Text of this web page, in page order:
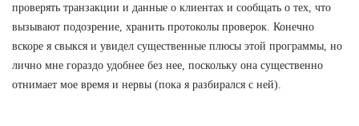
проверять транзакции и данные о клиентах и сообщать о тех, что
вызывают подозрение, хранить протоколы проверок. Конечно
вскоре я свыкся и увидел существенные плюсы этой программы, но
лично мне гораздо удобнее без нее, поскольку она существенно
отнимает мое время и нервы (пока я разбирался с ней).